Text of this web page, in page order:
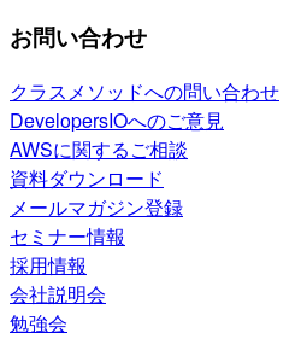
お問い合わせ
クラスメソッドへの問い合わせ
DevelopersIOへのご意見
AWSに関するご相談
資料ダウンロード
メールマガジン登録
セミナー情報
採用情報
会社説明会
勉強会